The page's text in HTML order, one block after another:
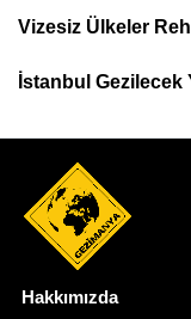
Menu
Vizesiz Ülkeler
İstanbul Gezilecek
Hakkımızda